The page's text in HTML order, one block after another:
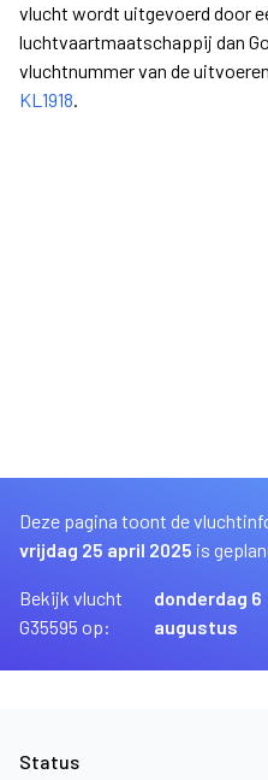
vlucht wordt uitgevoerd door
luchtvaartmaatschappij dan
vluchtnummer van de
KL1918.
Deze pagina toont de
vrijdag 25 april 2025 is
Bekijk vlucht
G35595 op:
donderdag 6
augustus
Status